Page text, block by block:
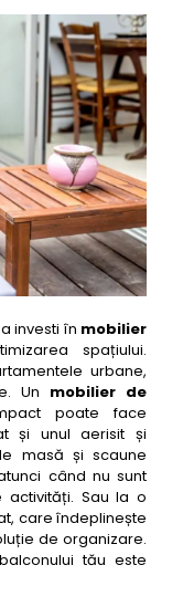
investi în mobilier
spațiului.
urbane,
Un mobilier de
poate face
și unul aerisit și
masă și scaune
când nu sunt
activități. Sau la o
care îndeplinește
de organizare.
tău este